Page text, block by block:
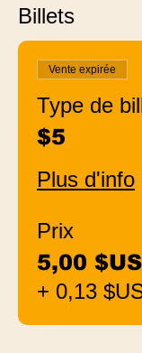
Billets
Vente expirée
Type de
$5
Plus d'info
Prix
5,00 $US
+ 0,13